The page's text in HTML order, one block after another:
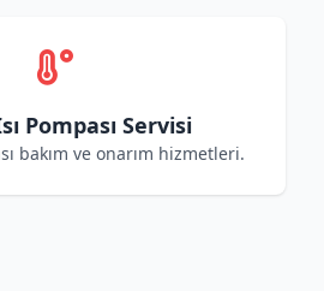
Pompası Servisi
bakım ve onarım hizmetleri.